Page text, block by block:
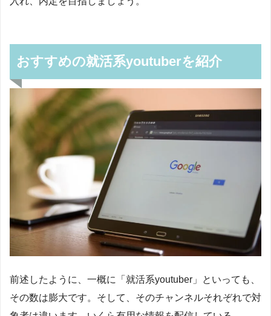
おすすめの就活系youtuberを紹介
前述したように、一概に「就活系youtuber」といっても、
その数は膨大です。そして、そのチャンネルそれぞれで対